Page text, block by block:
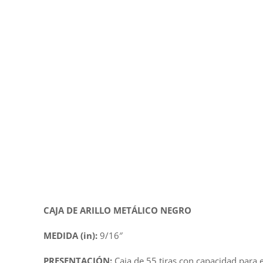
CAJA DE ARILLO METÁLICO NEGRO
MEDIDA (in): 9/16″
PRESENTACIÓN: Caja de 55 tiras con capacidad para